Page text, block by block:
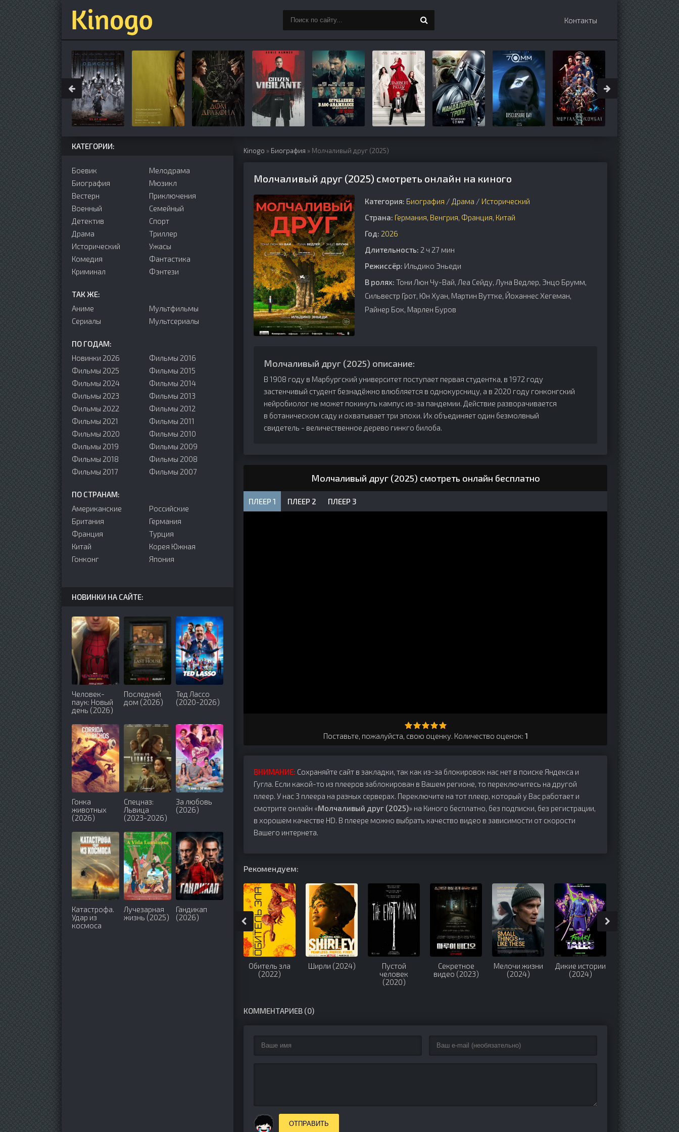
Контакты
Kinogo » Биография » Молчаливый друг (2025)
Молчаливый друг (2025) смотреть онлайн на киного
Категория: Биография / Драма / Исторический
Страна: Германия, Венгрия, Франция, Китай
Год: 2026
Длительность: 2 ч 27 мин
Режиссёр: Ильдико Эньеди
В ролях: Тони Люн Чу-Вай, Леа Сейду, Луна Ведлер, Энцо Брумм,
Сильвестр Грот, Юн Хуан, Мартин Вуттке, Йоханнес Хегеман,
Райнер Бок, Марлен Буров
Молчаливый друг (2025) описание:
В 1908 году в Марбургский университет поступает первая студентка, в 1972 году
застенчивый студент безнадёжно влюбляется в однокурсницу, а в 2020 году гонконгский
нейробиолог не может покинуть кампус из-за пандемии. Действие разворачивается
в ботаническом саду и охватывает три эпохи. Их объединяет один безмолвный
свидетель - величественное дерево гинкго билоба.
Молчаливый друг (2025) смотреть онлайн бесплатно
ПЛЕЕР 1 ПЛЕЕР 2 ПЛЕЕР 3
Поставьте, пожалуйста, свою оценку. Количество оценок: 1
ВНИМАНИЕ: Сохраняйте сайт в закладки, так как из-за блокировок нас нет в поиске Яндекса и
Гугла. Если какой-то из плееров заблокирован в Вашем регионе, то переключитесь на другой
плеер. У нас 3 плеера на разных серверах. Переключите на тот плеер, который у Вас работает и
смотрите онлайн «Молчаливый друг (2025)» на Киного бесплатно, без подписки, без регистрации,
в хорошем качестве HD. В плеере можно выбрать качество видео в зависимости от скорости
Вашего интернета.
Рекомендуем:
Обитель зла
(2022)
Ширли (2024)
Пустой
человек
(2020)
Секретное
видео (2023)
Мелочи жизни
(2024)
Дикие истории
(2024)
Шпион среди
друзей (2022)
КОММЕНТАРИЕВ (0)
ОТПРАВИТЬ
КАТЕГОРИИ:
Боевик
Биография
Вестерн
Военный
Детектив
Драма
Исторический
Комедия
Криминал
Мелодрама
Мюзикл
Приключения
Семейный
Cпорт
Триллер
Ужасы
Фантастика
Фэнтези
ТАК ЖЕ:
Аниме
Сериалы
Мультфильмы
Мультсериалы
ПО ГОДАМ:
Новинки 2026
Фильмы 2025
Фильмы 2024
Фильмы 2023
Фильмы 2022
Фильмы 2021
Фильмы 2020
Фильмы 2019
Фильмы 2018
Фильмы 2017
Фильмы 2016
Фильмы 2015
Фильмы 2014
Фильмы 2013
Фильмы 2012
Фильмы 2011
Фильмы 2010
Фильмы 2009
Фильмы 2008
Фильмы 2007
ПО СТРАНАМ:
Американские
Британия
Франция
Китай
Гонконг
Российские
Германия
Турция
Корея Южная
Япония
НОВИНКИ НА САЙТЕ:
Человек-
паук: Новый
день (2026)
Последний
дом (2026)
Тед Лассо
(2020-2026)
Гонка
животных
(2026)
Спецназ:
Львица
(2023-2026)
За любовь
(2026)
Катастрофа.
Удар из
космоса
Лучезарная
жизнь (2025)
Гандикап
(2026)